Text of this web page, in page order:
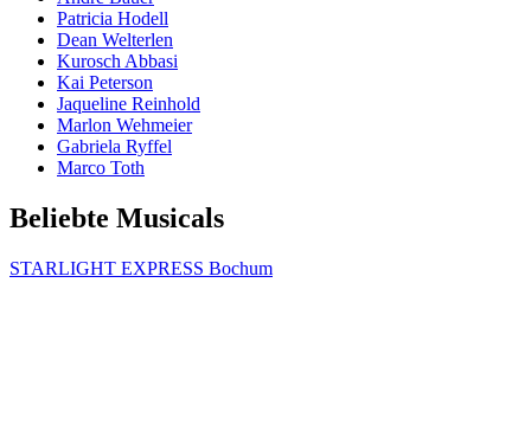
Patricia Hodell
Dean Welterlen
Kurosch Abbasi
Kai Peterson
Jaqueline Reinhold
Marlon Wehmeier
Gabriela Ryffel
Marco Toth
Beliebte Musicals
STARLIGHT EXPRESS Bochum